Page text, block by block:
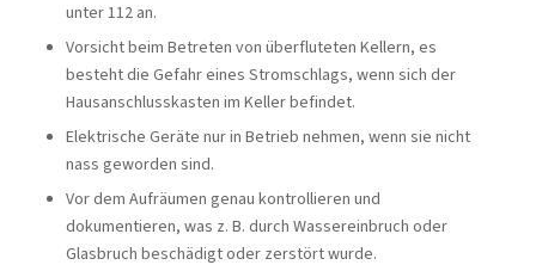
unter 112 an.
Vorsicht beim Betreten von überfluteten Kellern, es
besteht die Gefahr eines Stromschlags, wenn sich der
Hausanschlusskasten im Keller befindet.
Elektrische Geräte nur in Betrieb nehmen, wenn sie nicht
nass geworden sind.
Vor dem Aufräumen genau kontrollieren und
dokumentieren, was z. B. durch Wassereinbruch oder
Glasbruch beschädigt oder zerstört wurde.